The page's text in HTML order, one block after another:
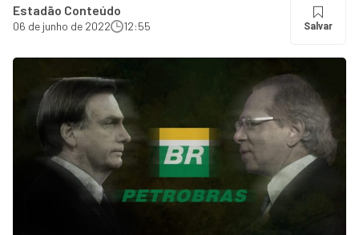
Estadão Conteúdo
06 de junho de 2022 12:55 Salvar